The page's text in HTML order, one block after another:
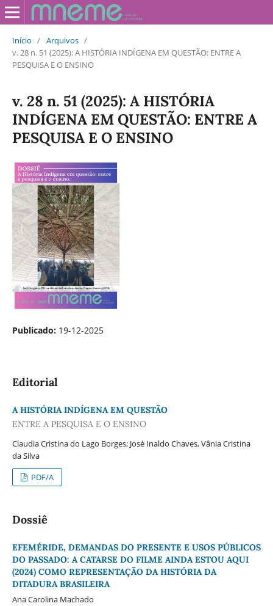
Início / Arquivos /
v. 28 n. 51 (2025): A HISTÓRIA INDÍGENA EM QUESTÃO: ENTRE A
PESQUISA E O ENSINO
v. 28 n. 51 (2025): A HISTÓRIA
INDÍGENA EM QUESTÃO: ENTRE A
PESQUISA E O ENSINO
Publicado: 19-12-2025
Editorial
A HISTÓRIA INDÍGENA EM QUESTÃO
ENTRE A PESQUISA E O ENSINO
Claudia Cristina do Lago Borges; José Inaldo Chaves, Vânia Cristina
da Silva
PDF/A
Dossiê
EFEMÉRIDE, DEMANDAS DO PRESENTE E USOS PÚBLICOS
DO PASSADO: A CATARSE DO FILME AINDA ESTOU AQUI
(2024) COMO REPRESENTAÇÃO DA HISTÓRIA DA
DITADURA BRASILEIRA
Ana Carolina Machado